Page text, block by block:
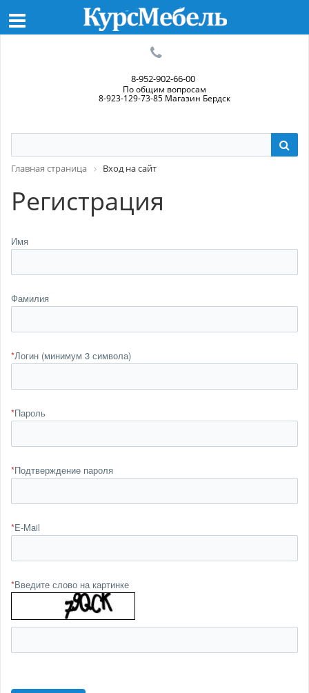
8-952-902-66-00
По общим вопросам
8-923-129-73-85 Магазин Бердск
Главная страница Вход на сайт
Регистрация
Имя
Фамилия
*Логин (минимум 3 символа)
*Пароль
*Подтверждение пароля
*E-Mail
*Введите слово на картинке